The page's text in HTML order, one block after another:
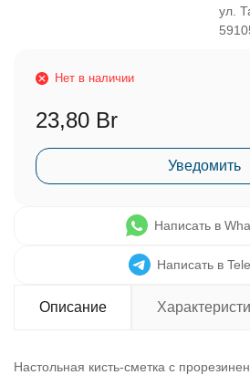
ул.
Нет в наличии
23,80 Br
Уведомить
Написать в
Написать в
Описание
Настольная кисть-сметка с